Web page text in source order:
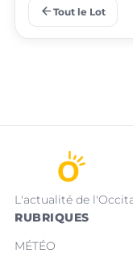
place
arrow_back Tout le Lot
L'actualité de
RUBRIQUES
MÉTÉO